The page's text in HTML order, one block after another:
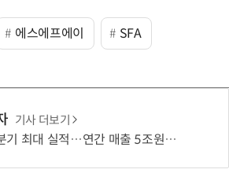
에스에프에이 SFA
기사 더보기
대 실적…연간 매출 5조원·영업이익 1조원 '순항'